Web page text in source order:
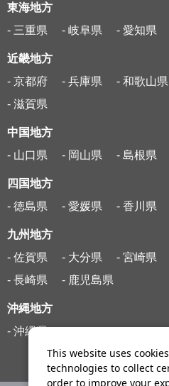
東海地方
- 三重県
- 岐阜県 - 愛知県
近畿地方
- 京都府
- 兵庫県 - 和歌山県
- 滋賀県
中国地方
- 山口県
- 岡山県 - 島根県
四国地方
- 徳島県
- 愛媛県 - 香川県
九州地方
- 佐賀県
- 大分県 - 宮崎県
- 長崎県
- 鹿児島県
沖縄地方
- 沖縄県
This website uses
technologies to collect
order to improve your